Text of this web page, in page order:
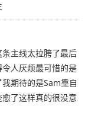
主线太拉胯了最后
人厌烦最可惜的是
期待的是Sam靠自
了这样真的很没意